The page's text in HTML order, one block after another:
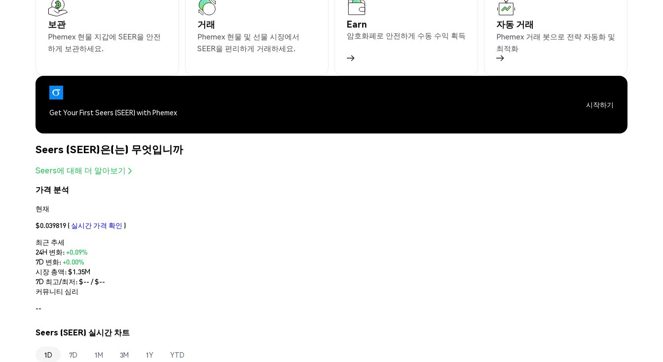
보관
Phemex 현물 지갑에 SEER을 안전
하게 보관하세요.
거래
Phemex 현물 및 선물 시장에서
SEER을 편리하게 거래하세요.
Earn
암호화폐로 안전하게 수동 수익 획득
자동 거래
Phemex 거래 봇으로 전략 자동화 및
최적화
Get Your First Seers (SEER) with Phemex
시작하기
Seers (SEER)은(는) 무엇입니까
Seers에 대해 더 알아보기
가격 분석
현재
$0.039819 ( 실시간 가격 확인 )
최근 추세
24H 변화:+0.09%
7D 변화:+0.00%
시장 총액:$1.35M
7D 최고/최저: $-- / $--
커뮤니티 심리
--
Seers (SEER) 실시간 차트
1D 7D 1M 3M 1Y YTD